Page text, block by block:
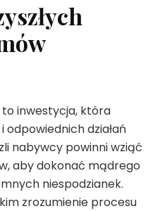
to inwestycja, która
działań
nabywcy powinni wziąć
aby dokonać mądrego
niespodzianek.
zrozumienie procesu